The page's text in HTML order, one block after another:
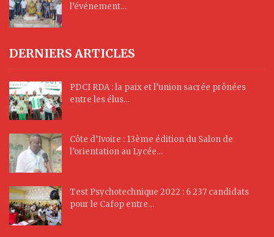
l’événement…
DERNIERS ARTICLES
PDCI RDA : la paix et l’union sacrée prônées
entre les élus…
Côte d’Ivoire : 13ème édition du Salon de
l’orientation au Lycée…
Test Psychotechnique 2022 : 6 237 candidats
pour le Cafop entre…